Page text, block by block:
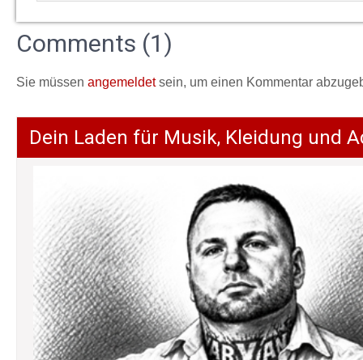
Comments (1)
Sie müssen angemeldetsein, um einen Kommentar
Dein Laden für Musik, Kleidung und